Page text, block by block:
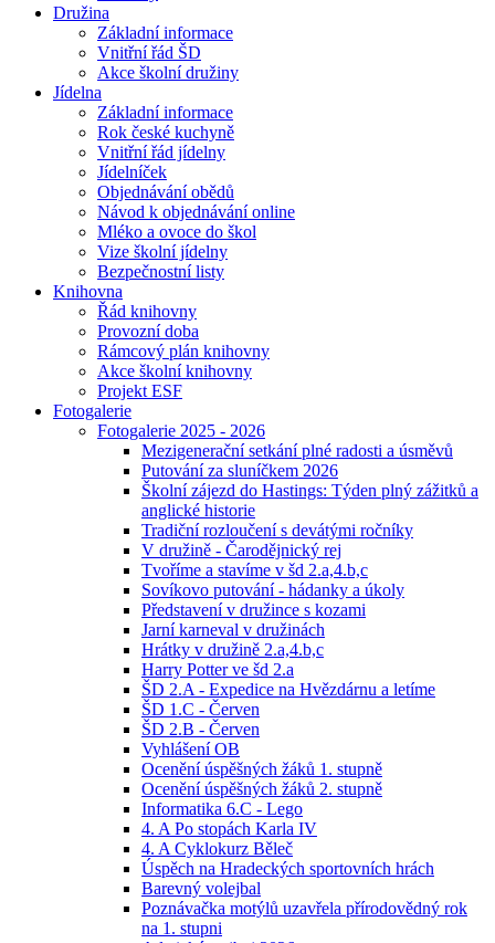
Družina
Základní informace
Vnitřní řád ŠD
Akce školní družiny
Jídelna
Základní informace
Rok české kuchyně
Vnitřní řád jídelny
Jídelníček
Objednávání obědů
Návod k objednávání online
Mléko a ovoce do škol
Vize školní jídelny
Bezpečnostní listy
Knihovna
Řád knihovny
Provozní doba
Rámcový plán knihovny
Akce školní knihovny
Projekt ESF
Fotogalerie
Fotogalerie 2025 - 2026
Mezigenerační setkání plné radosti a úsměvů
Putování za sluníčkem 2026
Školní zájezd do Hastings: Týden plný zážitků a
anglické historie
Tradiční rozloučení s devátými ročníky
V družině - Čarodějnický rej
Tvoříme a stavíme v šd 2.a,4.b,c
Sovíkovo putování - hádanky a úkoly
Představení v družince s kozami
Jarní karneval v družinách
Hrátky v družině 2.a,4.b,c
Harry Potter ve šd 2.a
ŠD 2.A - Expedice na Hvězdárnu a letíme
ŠD 1.C - Červen
ŠD 2.B - Červen
Vyhlášení OB
Ocenění úspěšných žáků 1. stupně
Ocenění úspěšných žáků 2. stupně
Informatika 6.C - Lego
4. A Po stopách Karla IV
4. A Cyklokurz Běleč
Úspěch na Hradeckých sportovních hrách
Barevný volejbal
Poznávačka motýlů uzavřela přírodovědný rok
na 1. stupni